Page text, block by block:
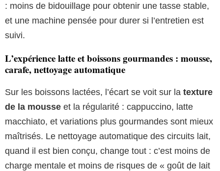
: moins de bidouillage pour obtenir une tasse stable,
et une machine pensée pour durer si l’entretien est
suivi.
L’expérience latte et boissons gourmandes : mousse,
carafe, nettoyage automatique
Sur les boissons lactées, l’écart se voit sur la texture
de la mousse et la régularité : cappuccino, latte
macchiato, et variations plus gourmandes sont mieux
maîtrisés. Le nettoyage automatique des circuits lait,
quand il est bien conçu, change tout : c’est moins de
charge mentale et moins de risques de « goût de lait